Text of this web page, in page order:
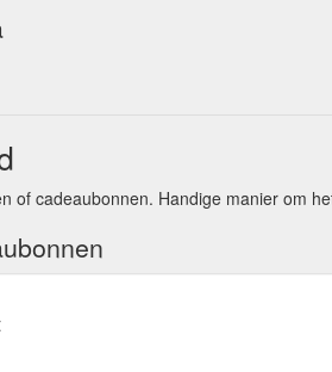
of cadeaubonnen. Handige manier om